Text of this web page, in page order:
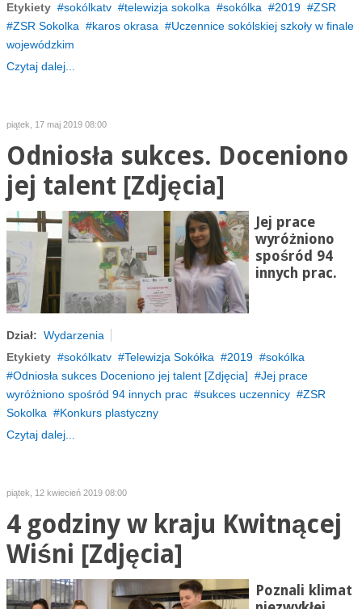
Etykiety
sokólkatv telewizja sokolka sokólka 2019
ZSR
ZSR Sokolka
karos okrasa
Uczennice sokólskiej szkoły w finale
wojewódzkim
Czytaj dalej...
piątek, 17 maj 2019 08:00
Odniosła sukces. Doceniono
jej talent [Zdjęcia]
Jej prace
wyróżniono
spośród 94
innych prac.
Dział: Wydarzenia
Etykiety
sokólkatv Telewizja Sokółka 2019
sokólka
Odniosła sukces Doceniono jej talent [Zdjęcia]
Jej prace
wyróżniono spośród 94 innych prac
sukces uczennicy
ZSR
Sokolka
Konkurs plastyczny
Czytaj dalej...
piątek, 12 kwiecień 2019 08:00
4 godziny w kraju Kwitnącej
Wiśni [Zdjęcia]
Poznali klimat